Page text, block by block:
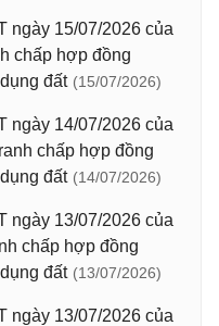
ngày 15/07/2026 của
chấp hợp đồng
đất (15/07/2026)
ngày 14/07/2026 của
chấp hợp đồng
đất (14/07/2026)
ngày 13/07/2026 của
chấp hợp đồng
đất (13/07/2026)
ngày 13/07/2026 của